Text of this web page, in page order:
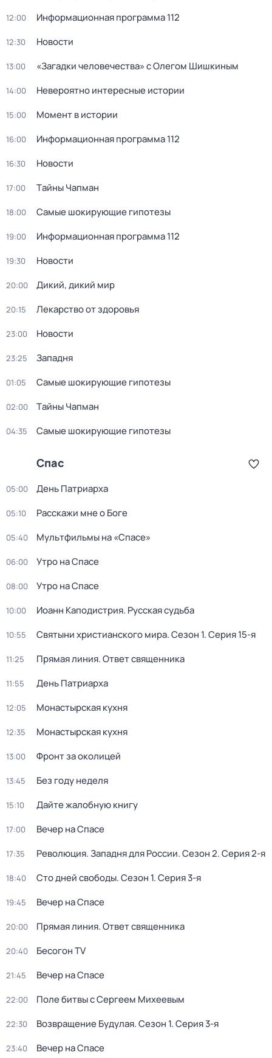
12:00 Информационная программа 112
12:30 Новости
13:00 «Загадки человечества» с Олегом Шишкиным
14:00 Невероятно интересные истории
15:00 Момент в истории
16:00 Информационная программа 112
16:30 Новости
17:00 Тaйны Чапман
18:00 Самые шoкиpующие гипотезы
19:00 Информационная программа 112
19:30 Новости
20:00 Дикий, дикий мир
20:15 Лекарство от здоровья
23:00 Новости
23:25 Западня
01:05 Самые шoкиpующие гипотезы
02:00 Тaйны Чапман
04:35 Самые шoкиpующие гипотезы
Спас
05:00 День Патриарха
05:10 Расскажи мне о Боге
05:40 Мультфильмы на «Спасе»
06:00 Утро на Спасе
08:00 Утро на Спасе
10:00 Иоанн Каподистрия. Русская судьба
10:55 Святыни христианского мира. Сезон 1. Серия 15-я
11:25 Прямая линия. Ответ священника
11:55 День Патриарха
12:05 Монастырская кухня
12:35 Монастырская кухня
13:00 Фронт за околицей
13:45 Без году неделя
15:10 Дайте жалобную книгу
17:00 Вeчер на Спасe
17:35 Революция. Западня для России. Сезон 2. Серия 2-я
18:40 Сто дней свободы. Сезон 1. Серия 3-я
19:45 Вeчер на Спасe
20:00 Прямая линия. Ответ священника
20:40 Бесогон TV
21:45 Вeчер на Спасe
22:00 Поле битвы с Сергеем Михеевым
22:30 Возвращение Будулая. Сезон 1. Серия 3-я
23:40 Вeчер на Спасe